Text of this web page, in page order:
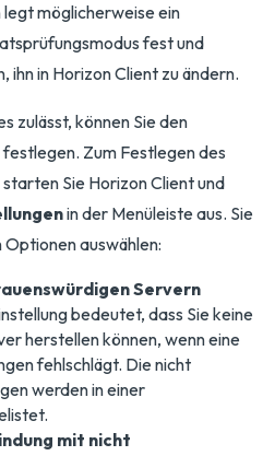
möglicherweise ein
fest und
in Horizon Client zu ändern.
zulässt, können Sie den
Zum Festlegen des
Sie Horizon Client und
in der Menüleiste aus. Sie
auswählen:
Servern
bedeutet, dass Sie keine
herstellen können, wenn eine
fehlschlägt. Die nicht
werden in einer
mit nicht